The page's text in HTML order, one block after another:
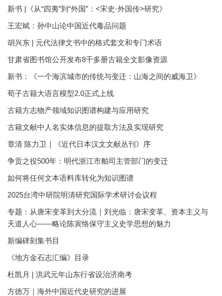
新书 |《从“四夷”到“外国”：<宋史·外国传>研究》
王宏斌：孙中山论中国近代毒品问题
胡兴东 | 元代法律文书中的格式套文和专门术语
甘肃省图书馆公开发布8千多册古籍全文影像资源
新书：《一个海滨城市的传统与变迁：山海之间的威海卫》
荀子古籍大语言模型2.0正式上线
古籍方志物产领域知识图谱构建与应用研究
古籍文献中人名实体信息的提取方法及实现研究
章清 陈力卫｜《近代日本汉文文献丛刊》序
争贡之役500年：明代浙江市舶司主管部门的变迁
如何将任何文本语料库转化为知识图谱
2025台湾中研院明清研究国际学术研讨会议程
专题：从唐宋变革到大分流｜刘光临：唐宋变革、资本主义与
天道人心——略论陈寅恪保守主义史学思想的魅力
新编碑刻集书目
《地方金石志汇编》目录
杜凯月 | 洪武元年山东行省设治济南考
方徳万｜海外中国近代史研究的进展